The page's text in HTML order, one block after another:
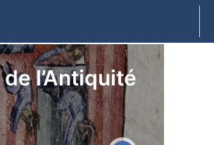
l’Antiquité